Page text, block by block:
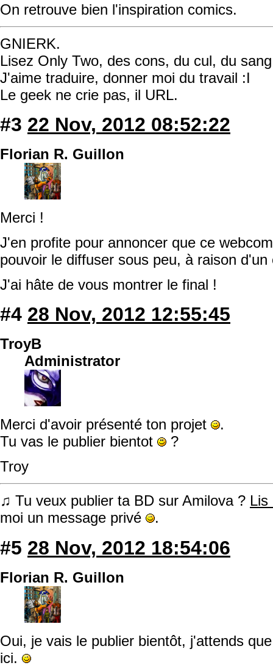
On retrouve bien l'inspiration comics.
GNIERK.
Lisez Only Two, des cons, du cul, du
J'aime traduire, donner moi du travail :I
Le geek ne crie pas, il URL.
#3 22 Nov, 2012 08:52:22
Florian R. Guillon
Merci !
J'en profite pour annoncer que ce
pouvoir le diffuser sous peu, à raison
J'ai hâte de vous montrer le final !
#4 28 Nov, 2012 12:55:45
TroyB
Administrator
Merci d'avoir présenté ton projet
.
Tu vas le publier bientot
?
Troy
♫ Tu veux publier ta BD sur Amilova ? Lis
moi un message privé
.
#5 28 Nov, 2012 18:54:06
Florian R. Guillon
Oui, je vais le publier bientôt, j'attends
ici.